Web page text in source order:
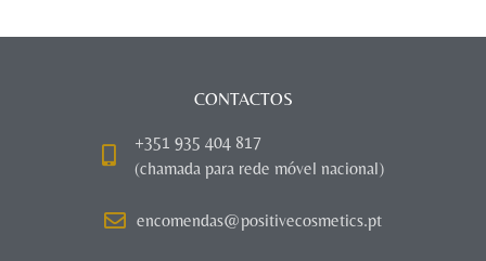
CONTACTOS
+351 935 404 817
(chamada para rede móvel nacional)
encomendas@positivecosmetics.pt